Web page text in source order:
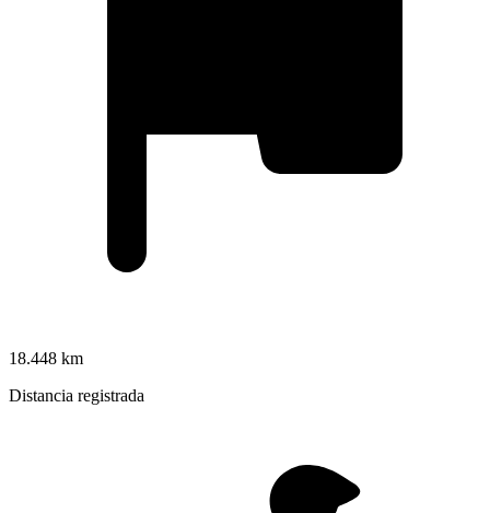
18.448 km
Distancia registrada